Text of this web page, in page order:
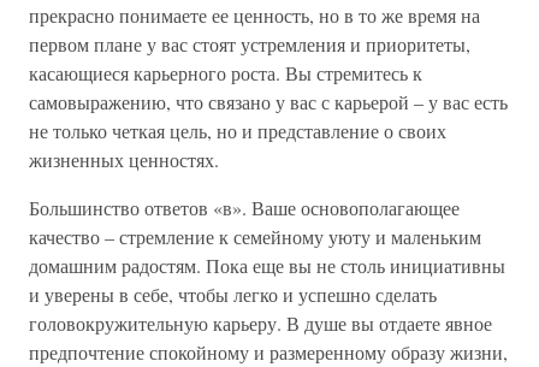
прекрасно понимаете ее ценность, но в то же время на
первом плане у вас стоят устремления и приоритеты,
касающиеся карьерного роста. Вы стремитесь к
самовыражению, что связано у вас с карьерой – у вас есть
не только четкая цель, но и представление о своих
жизненных ценностях.
Большинство ответов «в». Ваше основополагающее
качество – стремление к семейному уюту и маленьким
домашним радостям. Пока еще вы не столь инициативны
и уверены в себе, чтобы легко и успешно сделать
головокружительную карьеру. В душе вы отдаете явное
предпочтение спокойному и размеренному образу жизни,